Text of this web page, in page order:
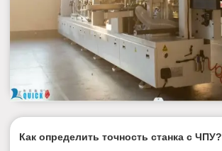
Как определить точность станка с ЧПУ?